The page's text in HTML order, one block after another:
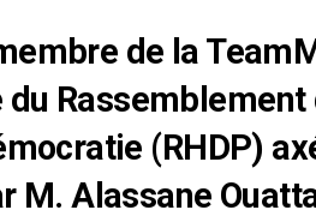
de la
du
(RHDP)
M. Alassane